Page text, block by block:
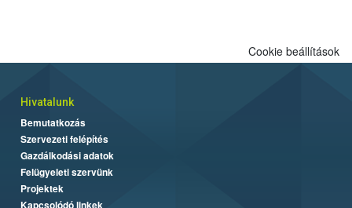
Cookie beállítások
Hivatalunk
Bemutatkozás
Szervezeti felépítés
Gazdálkodási adatok
Felügyeleti szervünk
Projektek
Kapcsolódó linkek